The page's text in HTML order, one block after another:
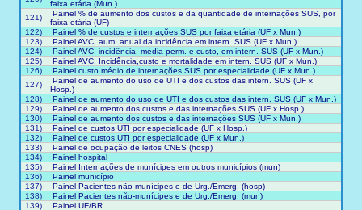
faixa etária (Mun.)
121)
Painel % de aumento dos custos e da quantidade de internações SUS, por
faixa etária (UF)
122)
Painel % de custos e internações SUS por faixa etária (UF x Mun.)
123)
Painel AVC, aum. anual da incidência em intern. SUS (UF x Mun.)
124)
Painel AVC, incidência, média perm. e custo, em intern. SUS (UF x Mun.)
125)
Painel AVC, Incidência,custo e mortalidade em intern. SUS (UF x Mun.)
126)
Painel custo médio de internações SUS por especialidade (UF x Mun.)
127)
Painel de aumento do uso de UTI e dos custos das intern. SUS (UF x
Hosp.)
128)
Painel de aumento do uso de UTI e dos custos das intern. SUS (UF x Mun.)
129)
Painel de aumento dos custos e das internações SUS (UF x Hosp.)
130)
Painel de aumento dos custos e das internações SUS (UF x Mun.)
131)
Painel de custos UTI por especialidade (UF x Hosp.)
132)
Painel de custos UTI por especialidade (UF x Mun.)
133)
Painel de ocupação de leitos CNES (hosp)
134)
Painel hospital
135)
Painel Internações de munícipes em outros municípios (mun)
136)
Painel município
137)
Painel Pacientes não-munícipes e de Urg./Emerg. (hosp)
138)
Painel Pacientes não-munícipes e de Urg./Emerg. (mun)
139)
Painel UF/BR